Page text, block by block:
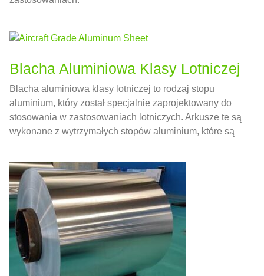
Blacha Aluminiowa Klasy Lotniczej
Blacha aluminiowa klasy lotniczej to rodzaj stopu
aluminium, który został specjalnie zaprojektowany do
stosowania w zastosowaniach lotniczych. Arkusze te są
wykonane z wytrzymałych stopów aluminium, które są